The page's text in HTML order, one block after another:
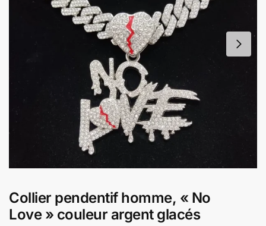
Collier pendentif homme, « No
Love » couleur argent glacés